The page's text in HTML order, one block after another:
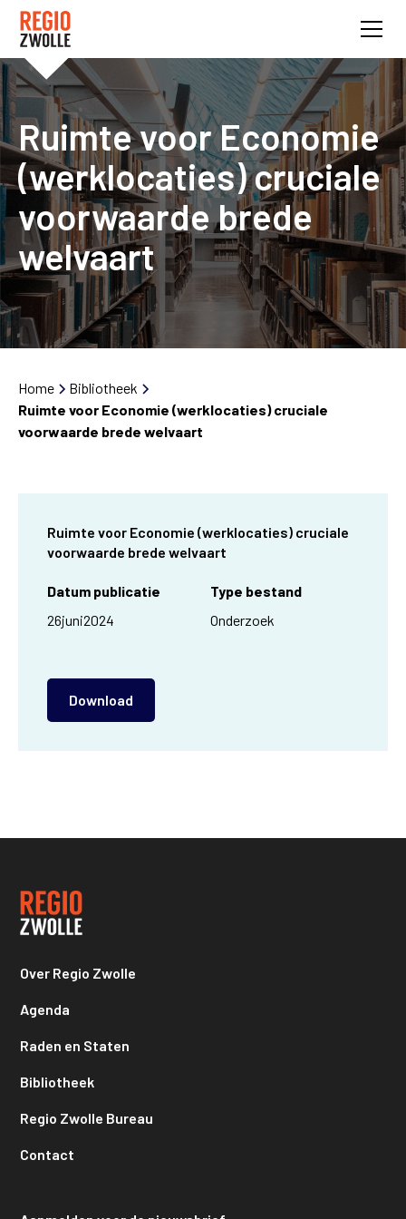
Ruimte voor Economie
(werklocaties) cruciale
voorwaarde brede
welvaart
Home
Bibliotheek
Ruimte voor Economie (werklocaties) cruciale
voorwaarde brede welvaart
Ruimte voor Economie (werklocaties) cruciale
voorwaarde brede welvaart
Datum publicatie
26juni2024
Type bestand
Onderzoek
Download
Over Regio Zwolle
Agenda
Raden en Staten
Bibliotheek
Regio Zwolle Bureau
Contact